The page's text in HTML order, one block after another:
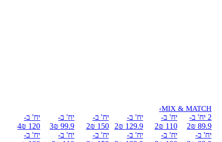
MIX & MATCH
›
2 יח' ב-
89.9 ₪
2
יח' ב-
יח' ב-
110 ₪
2
יח' ב-
יח' ב-
129.9 ₪
2
יח' ב-
יח' ב-
150 ₪
2
יח' ב-
יח' ב-
99.9 ₪
3
יח' ב-
יח' ב-
120 ₪
4
יח' ב-